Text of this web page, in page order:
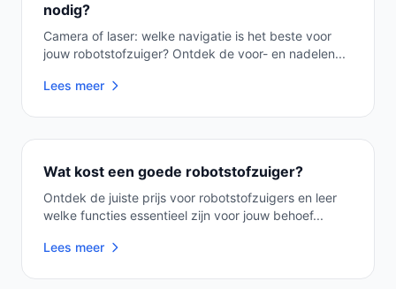
nodig?
Camera of laser: welke navigatie is het beste voor
jouw robotstofzuiger? Ontdek de voor- en nadelen...
Lees meer
Wat kost een goede robotstofzuiger?
Ontdek de juiste prijs voor robotstofzuigers en leer
welke functies essentieel zijn voor jouw behoef...
Lees meer